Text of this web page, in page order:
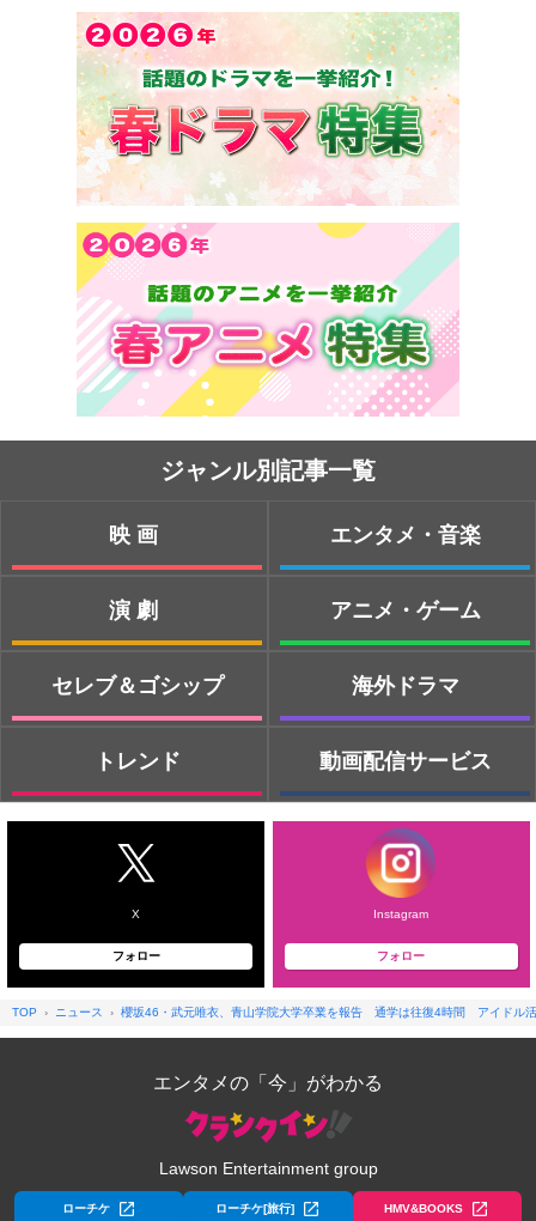
ジャンル別記事一覧
映画
演劇
セレブ＆ゴシップ
トレンド
エンタメ・音楽
アニメ・ゲーム
海外ドラマ
動画配信サービス
X
フォロー
Instagram
フォロー
TOP ニュース 櫻坂46・武元唯衣、青山学院大学卒業を報告 通学は往復4時間 アイドル
エンタメの「今」がわかる
Lawson Entertainment group
ローチケ ローチケ[旅行] HMV&BOOKS